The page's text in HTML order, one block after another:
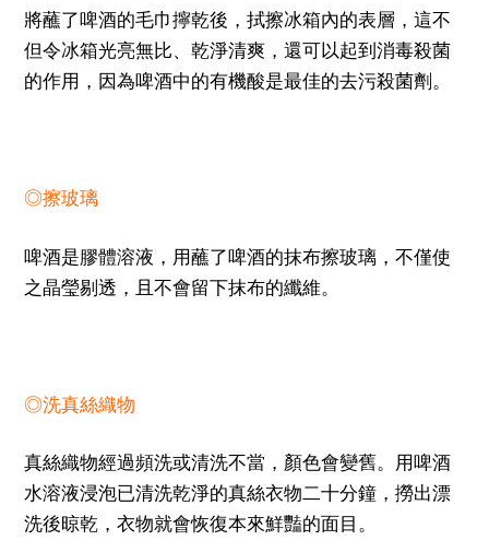
將蘸了啤酒的毛巾擰乾後，拭擦冰箱內的表層，這不
但令冰箱光亮無比、乾淨清爽，還可以起到消毒殺菌
的作用，因為啤酒中的有機酸是最佳的去污殺菌劑。
◎擦玻璃
啤酒是膠體溶液，用蘸了啤酒的抹布擦玻璃，不僅使
之晶瑩剔透，且不會留下抹布的纖維。
◎洗真絲織物
真絲織物經過頻洗或清洗不當，顏色會變舊。用啤酒
水溶液浸泡已清洗乾淨的真絲衣物二十分鐘，撈出漂
洗後晾乾，衣物就會恢復本來鮮豔的面目。